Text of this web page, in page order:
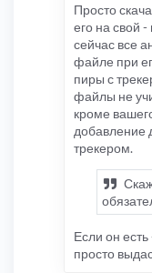
Просто
его на свой -
сейчас все
файле при
пиры с
файлы не
кроме
добавление
трекером.
Если он
просто